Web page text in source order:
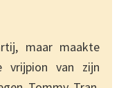
maar maakte
vrijpion van zijn